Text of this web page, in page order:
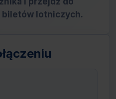
lotniczych.